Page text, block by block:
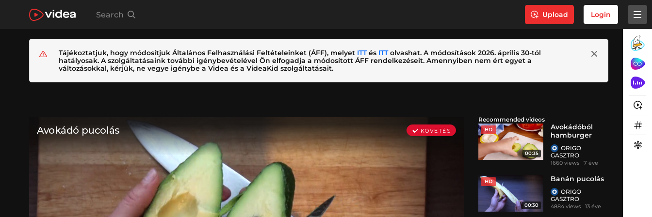
Search Upload Login
Tájékoztatjuk, hogy módosítjuk Általános Felhasználási Feltételeinket (ÁFF), melyet ITTés ITTolvashat. A módosítások 2026. április 30-tól
hatályosak. A szolgáltatásaink további igénybevételével Ön elfogadja a módosított ÁFF rendelkezéseit. Amennyiben nem ért egyet a
változásokkal, kérjük, ne vegye igénybe a Videa és a VideaKid szolgáltatásait.
Recommended videos
HD
00:35
Avokádóból
hamburger
ORIGO
GASZTRO
1660 views 7 éve
HD
00:30
Banán pucolás
ORIGO
GASZTRO
4884 views 13 éve